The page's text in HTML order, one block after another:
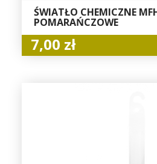
ŚWIATŁO CHEMICZNE
POMARAŃCZOWE
7,00 zł